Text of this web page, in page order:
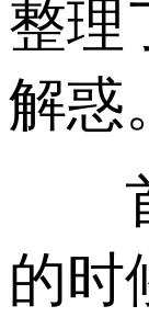
整理
解惑。
首
的时